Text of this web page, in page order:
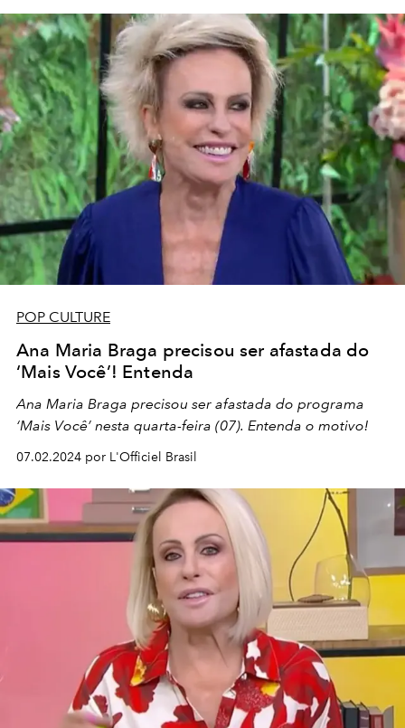
POP CULTURE
Ana Maria Braga precisou ser afastada do
‘Mais Você’! Entenda
Ana Maria Braga precisou ser afastada do programa
‘Mais Você’ nesta quarta-feira (07). Entenda o motivo!
07.02.2024 por L'Officiel Brasil